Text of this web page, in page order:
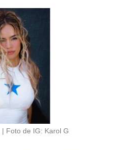
Foto de IG: Karol G